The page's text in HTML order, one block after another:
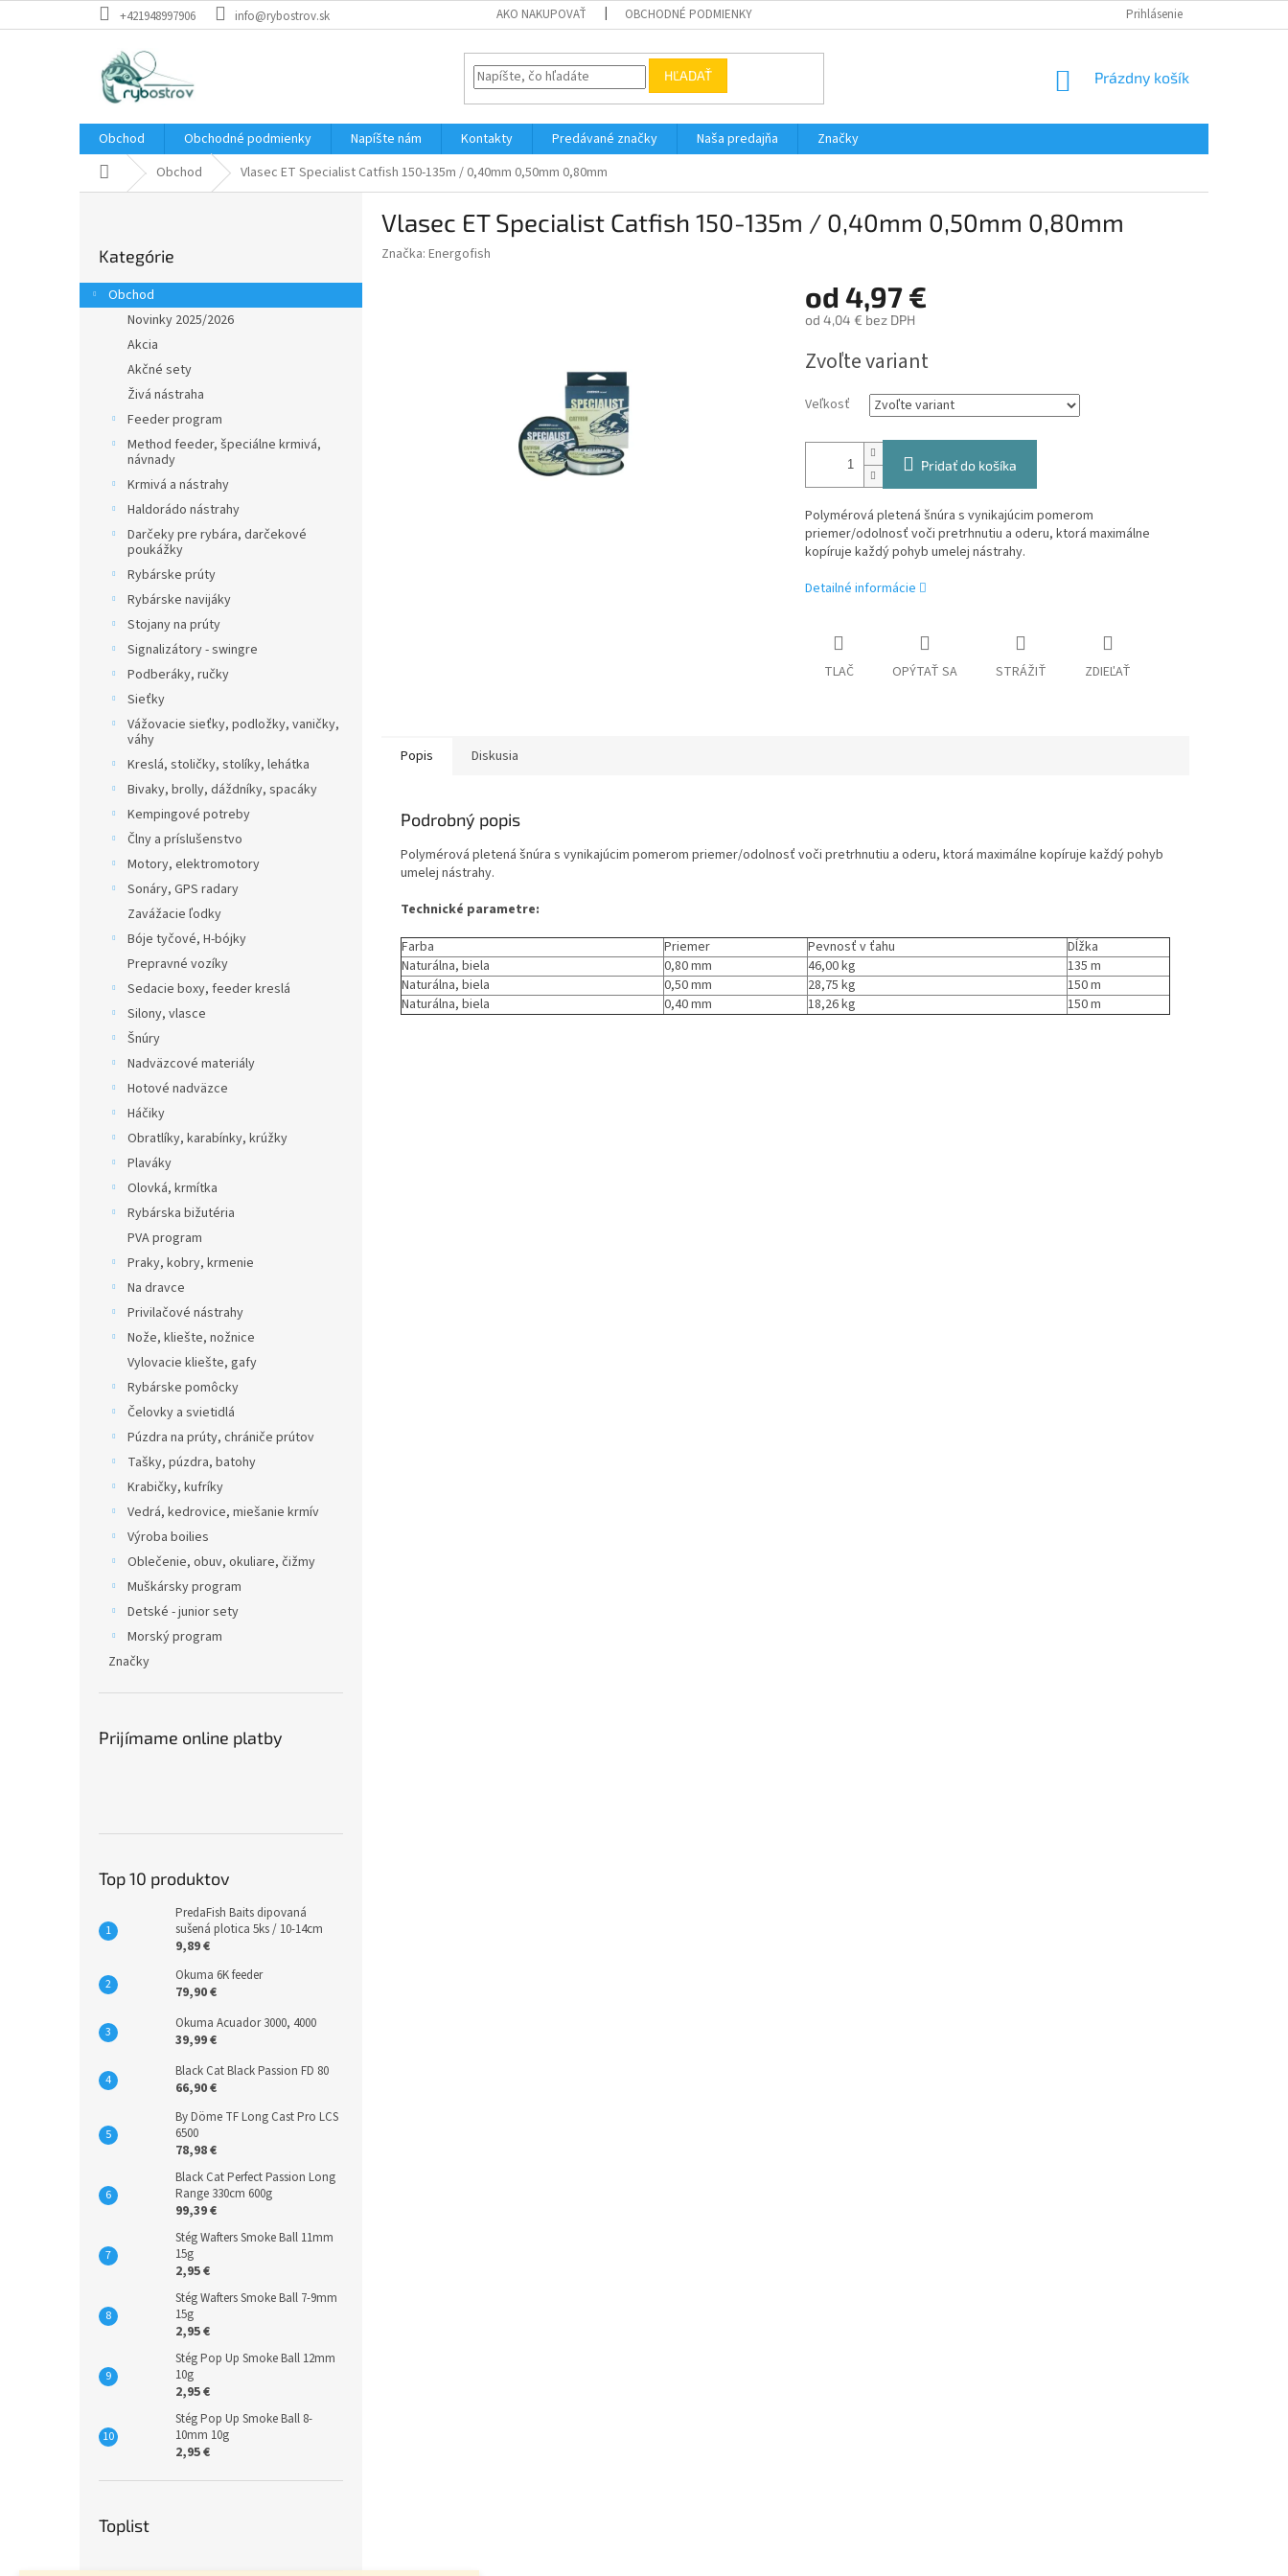
na
+421948997906 info@rybostrov.sk AKO NAKUPOVAŤ OBCHODNÉ PODMIENKY Prihlásenie
HĽADAŤ
NÁKUPNÝ
Prázdny košík
Obchod Obchodné podmienky Napíšte nám Kontakty Predávané značky Naša predajňa
Značky
Domov Obchod Vlasec ET Specialist Catfish 150-135m / 0,40mm 0,50mm 0,80mm
ý
p
kategórie
Kategórie
Obchod
Novinky 2025/2026
Akcia
Akčné sety
Živá nástraha
Feeder program
Method feeder, špeciálne krmivá,
návnady
Krmivá a nástrahy
Haldorádo nástrahy
Darčeky pre rybára, darčekové
poukážky
Rybárske prúty
Rybárske navijáky
Stojany na prúty
Signalizátory - swingre
Podberáky, ručky
Sieťky
Vážovacie sieťky, podložky, vaničky,
váhy
Kreslá, stoličky, stolíky, lehátka
Bivaky, brolly, dáždníky, spacáky
Kempingové potreby
Člny a príslušenstvo
Motory, elektromotory
Sonáry, GPS radary
Zavážacie ľodky
Bóje tyčové, H-bójky
Prepravné vozíky
Sedacie boxy, feeder kreslá
Silony, vlasce
Šnúry
Nadväzcové materiály
Hotové nadväzce
Háčiky
Obratlíky, karabínky, krúžky
Plaváky
Olovká, krmítka
Rybárska bižutéria
PVA program
Praky, kobry, krmenie
Na dravce
Privilačové nástrahy
Nože, kliešte, nožnice
Vylovacie kliešte, gafy
Rybárske pomôcky
Čelovky a svietidlá
Púzdra na prúty, chrániče prútov
Tašky, púzdra, batohy
Krabičky, kufríky
Vedrá, kedrovice, miešanie krmív
Výroba boilies
Oblečenie, obuv, okuliare, čižmy
Muškársky program
Detské - junior sety
Morský program
Značky
Prijímame online platby
Top 10 produktov
PredaFish Baits dipovaná
sušená plotica 5ks / 10-14cm
9,89 €
Okuma 6K feeder
79,90 €
Okuma Acuador 3000, 4000
39,99 €
Black Cat Black Passion FD 80
66,90 €
By Döme TF Long Cast Pro LCS
6500
78,98 €
Black Cat Perfect Passion Long
Range 330cm 600g
99,39 €
Stég Wafters Smoke Ball 11mm
15g
2,95 €
Stég Wafters Smoke Ball 7-9mm
15g
2,95 €
Stég Pop Up Smoke Ball 12mm
10g
2,95 €
Stég Pop Up Smoke Ball 8-
10mm 10g
2,95 €
Toplist
Vlasec ET Specialist Catfish 150-135m / 0,40mm 0,50mm 0,80mm
Značka: Energofish
od 4,97 €
od 4,04 € bez DPH
cena:
Zvoľte variant
Veľkosť
Pridať do košíka
Polymérová pletená šnúra s vynikajúcim pomerom
priemer/odolnosť voči pretrhnutiu a oderu, ktorá maximálne
kopíruje každý pohyb umelej nástrahy.
Detailné informácie
TLAČ OPÝTAŤ SA STRÁŽIŤ ZDIEĽAŤ
Popis Diskusia
Podrobný popis
Polymérová pletená šnúra s vynikajúcim pomerom priemer/odolnosť voči pretrhnutiu a oderu, ktorá maximálne kopíruje každý pohyb
umelej nástrahy.
Technické parametre:
Farba
Priemer Pevnosť v ťahu
Dĺžka
Naturálna, biela
0,80 mm 46,00 kg
135 m
Naturálna, biela
0,50 mm 28,75 kg
150 m
Naturálna, biela
0,40 mm 18,26 kg 150 m